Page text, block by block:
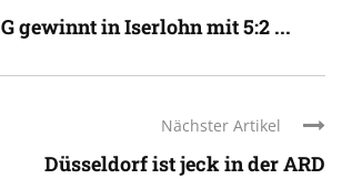
gewinnt in Iserlohn mit 5:2 ...
Nächster Artikel
Düsseldorf ist jeck in der ARD